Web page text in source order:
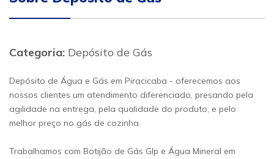
Categoria: Depósito de Gás
Depósito de Água e Gás em Piracicaba - oferecemos aos
nossos clientes um atendimento diferenciado, presando pela
agilidade na entrega, pela qualidade do produto, e pelo
melhor preço no gás de cozinha.
Trabalhamos com Botijão de Gás Glp e Água Mineral em